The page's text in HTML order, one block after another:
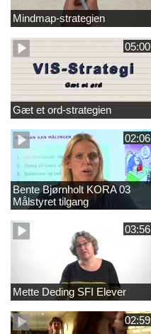
Mindmap-strategien
05:00
Gæt et ord-strategien
02:06
Bente Bjørnholt KORA 03
Målstyret tilgang
03:56
Mette Deding SFI Elever
02:59